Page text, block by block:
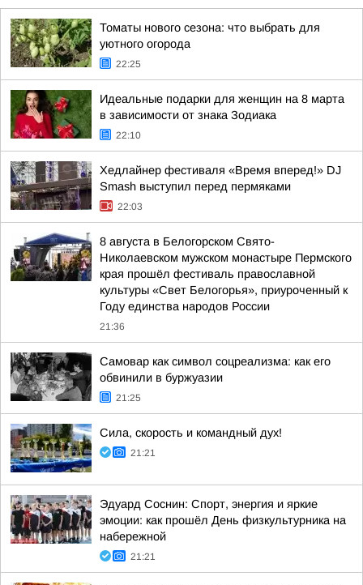
Томаты нового сезона: что выбрать для
уютного огорода
22:25
Идеальные подарки для женщин на 8 марта
в зависимости от знака Зодиака
22:10
Хедлайнер фестиваля «Время вперед!» DJ
Smash выступил перед пермяками
22:03
8 августа в Белогорском Свято-
Николаевском мужском монастыре Пермского
края прошёл фестиваль православной
культуры «Свет Белогорья», приуроченный к
Году единства народов России
21:36
Самовар как символ соцреализма: как его
обвинили в буржуазии
21:25
Сила, скорость и командный дух!
21:21
Эдуард Соснин: Спорт, энергия и яркие
эмоции: как прошёл День физкультурника на
набережной
21:21